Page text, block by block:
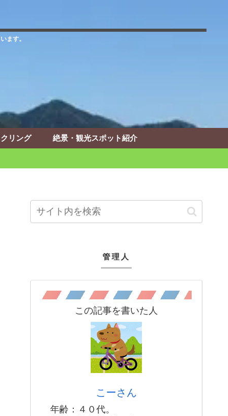
ます。
リング 絶景・観光スポット紹介
管理人
この記事を書いた人
こーさん
年齢：４０代。